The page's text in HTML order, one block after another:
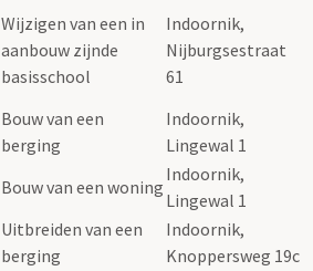
Wijzigen van een in
aanbouw zijnde
basisschool
Indoornik,
Nijburgsestraat
61
Bouw van een
berging
Indoornik,
Lingewal 1
Bouw van een woning
Indoornik,
Lingewal 1
Uitbreiden van een
berging
Indoornik,
Knoppersweg 19c